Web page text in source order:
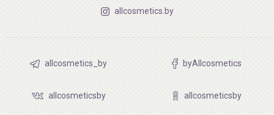
allcosmetics.by
allcosmetics_by byAllcosmetics
allcosmeticsby allcosmeticsby